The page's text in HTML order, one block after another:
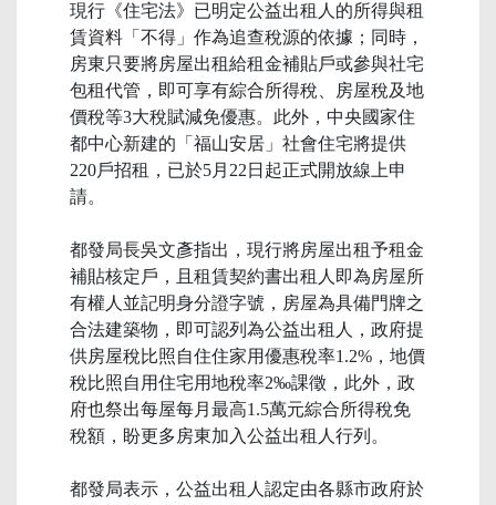
現行《住宅法》已明定公益出租人的所得與租
賃資料「不得」作為追查稅源的依據；同時，
房東只要將房屋出租給租金補貼戶或參與社宅
包租代管，即可享有綜合所得稅、房屋稅及地
價稅等3大稅賦減免優惠。此外，中央國家住
都中心新建的「福山安居」社會住宅將提供
220戶招租，已於5月22日起正式開放線上申
請。
都發局長吳文彥指出，現行將房屋出租予租金
補貼核定戶，且租賃契約書出租人即為房屋所
有權人並記明身分證字號，房屋為具備門牌之
合法建築物，即可認列為公益出租人，政府提
供房屋稅比照自住住家用優惠稅率1.2%，地價
稅比照自用住宅用地稅率2‰課徵，此外，政
府也祭出每屋每月最高1.5萬元綜合所得稅免
稅額，盼更多房東加入公益出租人行列。
都發局表示，公益出租人認定由各縣市政府於